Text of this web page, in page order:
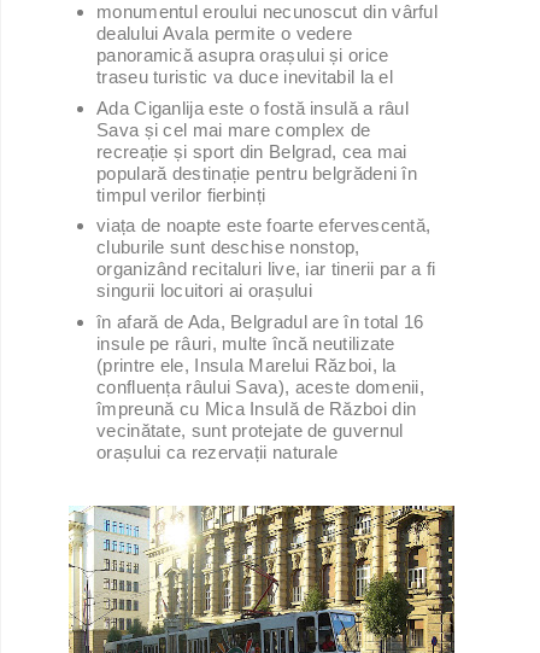
monumentul eroului necunoscut din vârful
dealului Avala permite o vedere
panoramică asupra orașului și orice
traseu turistic va duce inevitabil la el
Ada Ciganlija este o fostă insulă a râul
Sava și cel mai mare complex de
recreație și sport din Belgrad, cea mai
populară destinație pentru belgrădeni în
timpul verilor fierbinți
viața de noapte este foarte efervescentă,
cluburile sunt deschise nonstop,
organizând recitaluri live, iar tinerii par a fi
singurii locuitori ai orașului
în afară de Ada, Belgradul are în total 16
insule pe râuri, multe încă neutilizate
(printre ele, Insula Marelui Război, la
confluența râului Sava), aceste domenii,
împreună cu Mica Insulă de Război din
vecinătate, sunt protejate de guvernul
orașului ca rezervații naturale